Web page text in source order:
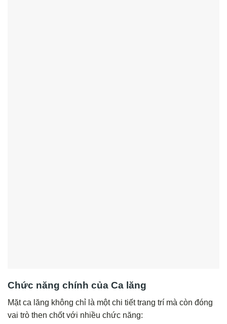
Chức năng chính của Ca lăng
Mặt ca lăng không chỉ là một chi tiết trang trí mà còn đóng
vai trò then chốt với nhiều chức năng: